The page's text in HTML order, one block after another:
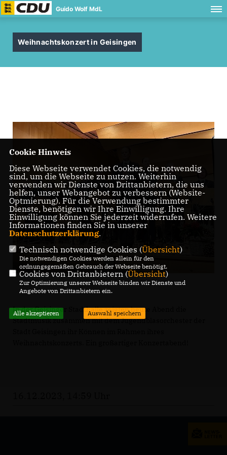
Guido Wolf MdL
Weihnachtskonzert in Geisingen
In der Geisinger Stadthalle zeigten heute Abend die
Stadtmusik zusammen mit dem Jugendblasorchester der
Cookie Hinweis
Diese Webseite verwendet Cookies, die notwendig
sind, um die Webseite zu nutzen. Weiterhin
verwenden wir Dienste von Drittanbietern, die uns
helfen, unser Webangebot zu verbessern (Website-
Optmierung). Für die Verwendung bestimmter
Dienste, benötigen wir Ihre Einwilligung. Ihre
Einwilligung können Sie jederzeit widerrufen. Weitere
Informationen finden Sie in unserer
Datenschutzerklärung.
Technisch notwendige Cookies (Übersicht)
Die notwendigen Cookies werden allein für den
ordnungsgemäßen Gebrauch der Webseite benötigt.
Cookies von Drittanbietern (Übersicht)
Zur Optimierung unserer Webseite binden wir Dienste und
Angebote von Drittanbietern ein.
Alle akzeptieren Auswahl speichern